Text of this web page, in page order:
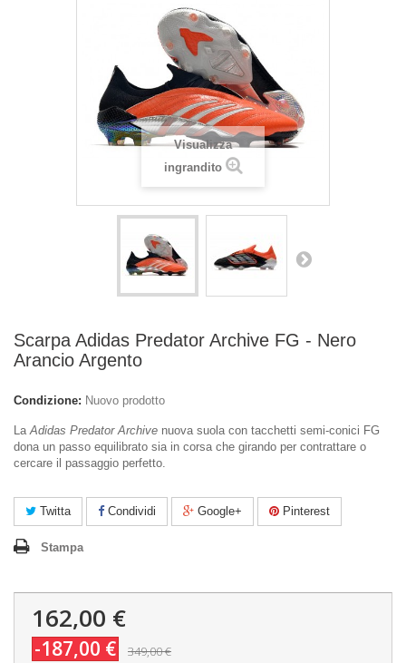
Visualizza
ingrandito
Scarpa Adidas Predator Archive FG - Nero
Arancio Argento
Condizione: Nuovo prodotto
LaAdidas Predator Archive nuova suola con tacchetti semi-conici FG
dona un passo equilibrato sia in corsa che girando per contrattare o
cercare il passaggio perfetto.
Twitta Condividi Google+ Pinterest
Stampa
162,00 €
-187,00 € 349,00 €